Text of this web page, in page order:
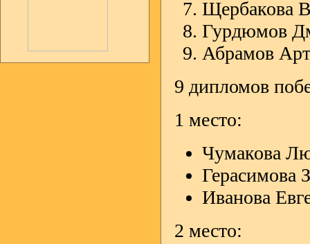
Щербакова
Гурдюмов
Абрамов
9 дипломов
1 место:
Чумакова
Герасимова
Иванова
2 место: